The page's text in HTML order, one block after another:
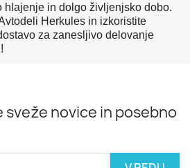
hlajenje in dolgo življenjsko dobo.
Herkules in izkoristite
za zanesljivo delovanje
sveže novice in posebno